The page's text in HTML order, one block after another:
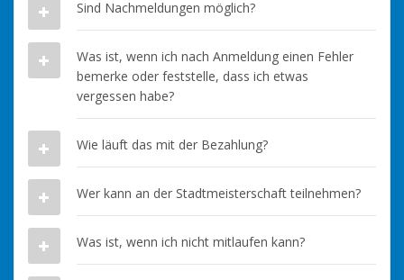
Sind Nachmeldungen möglich?
Was ist, wenn ich nach Anmeldung einen Fehler
bemerke oder feststelle, dass ich etwas
vergessen habe?
Wie läuft das mit der Bezahlung?
Wer kann an der Stadtmeisterschaft teilnehmen?
Was ist, wenn ich nicht mitlaufen kann?